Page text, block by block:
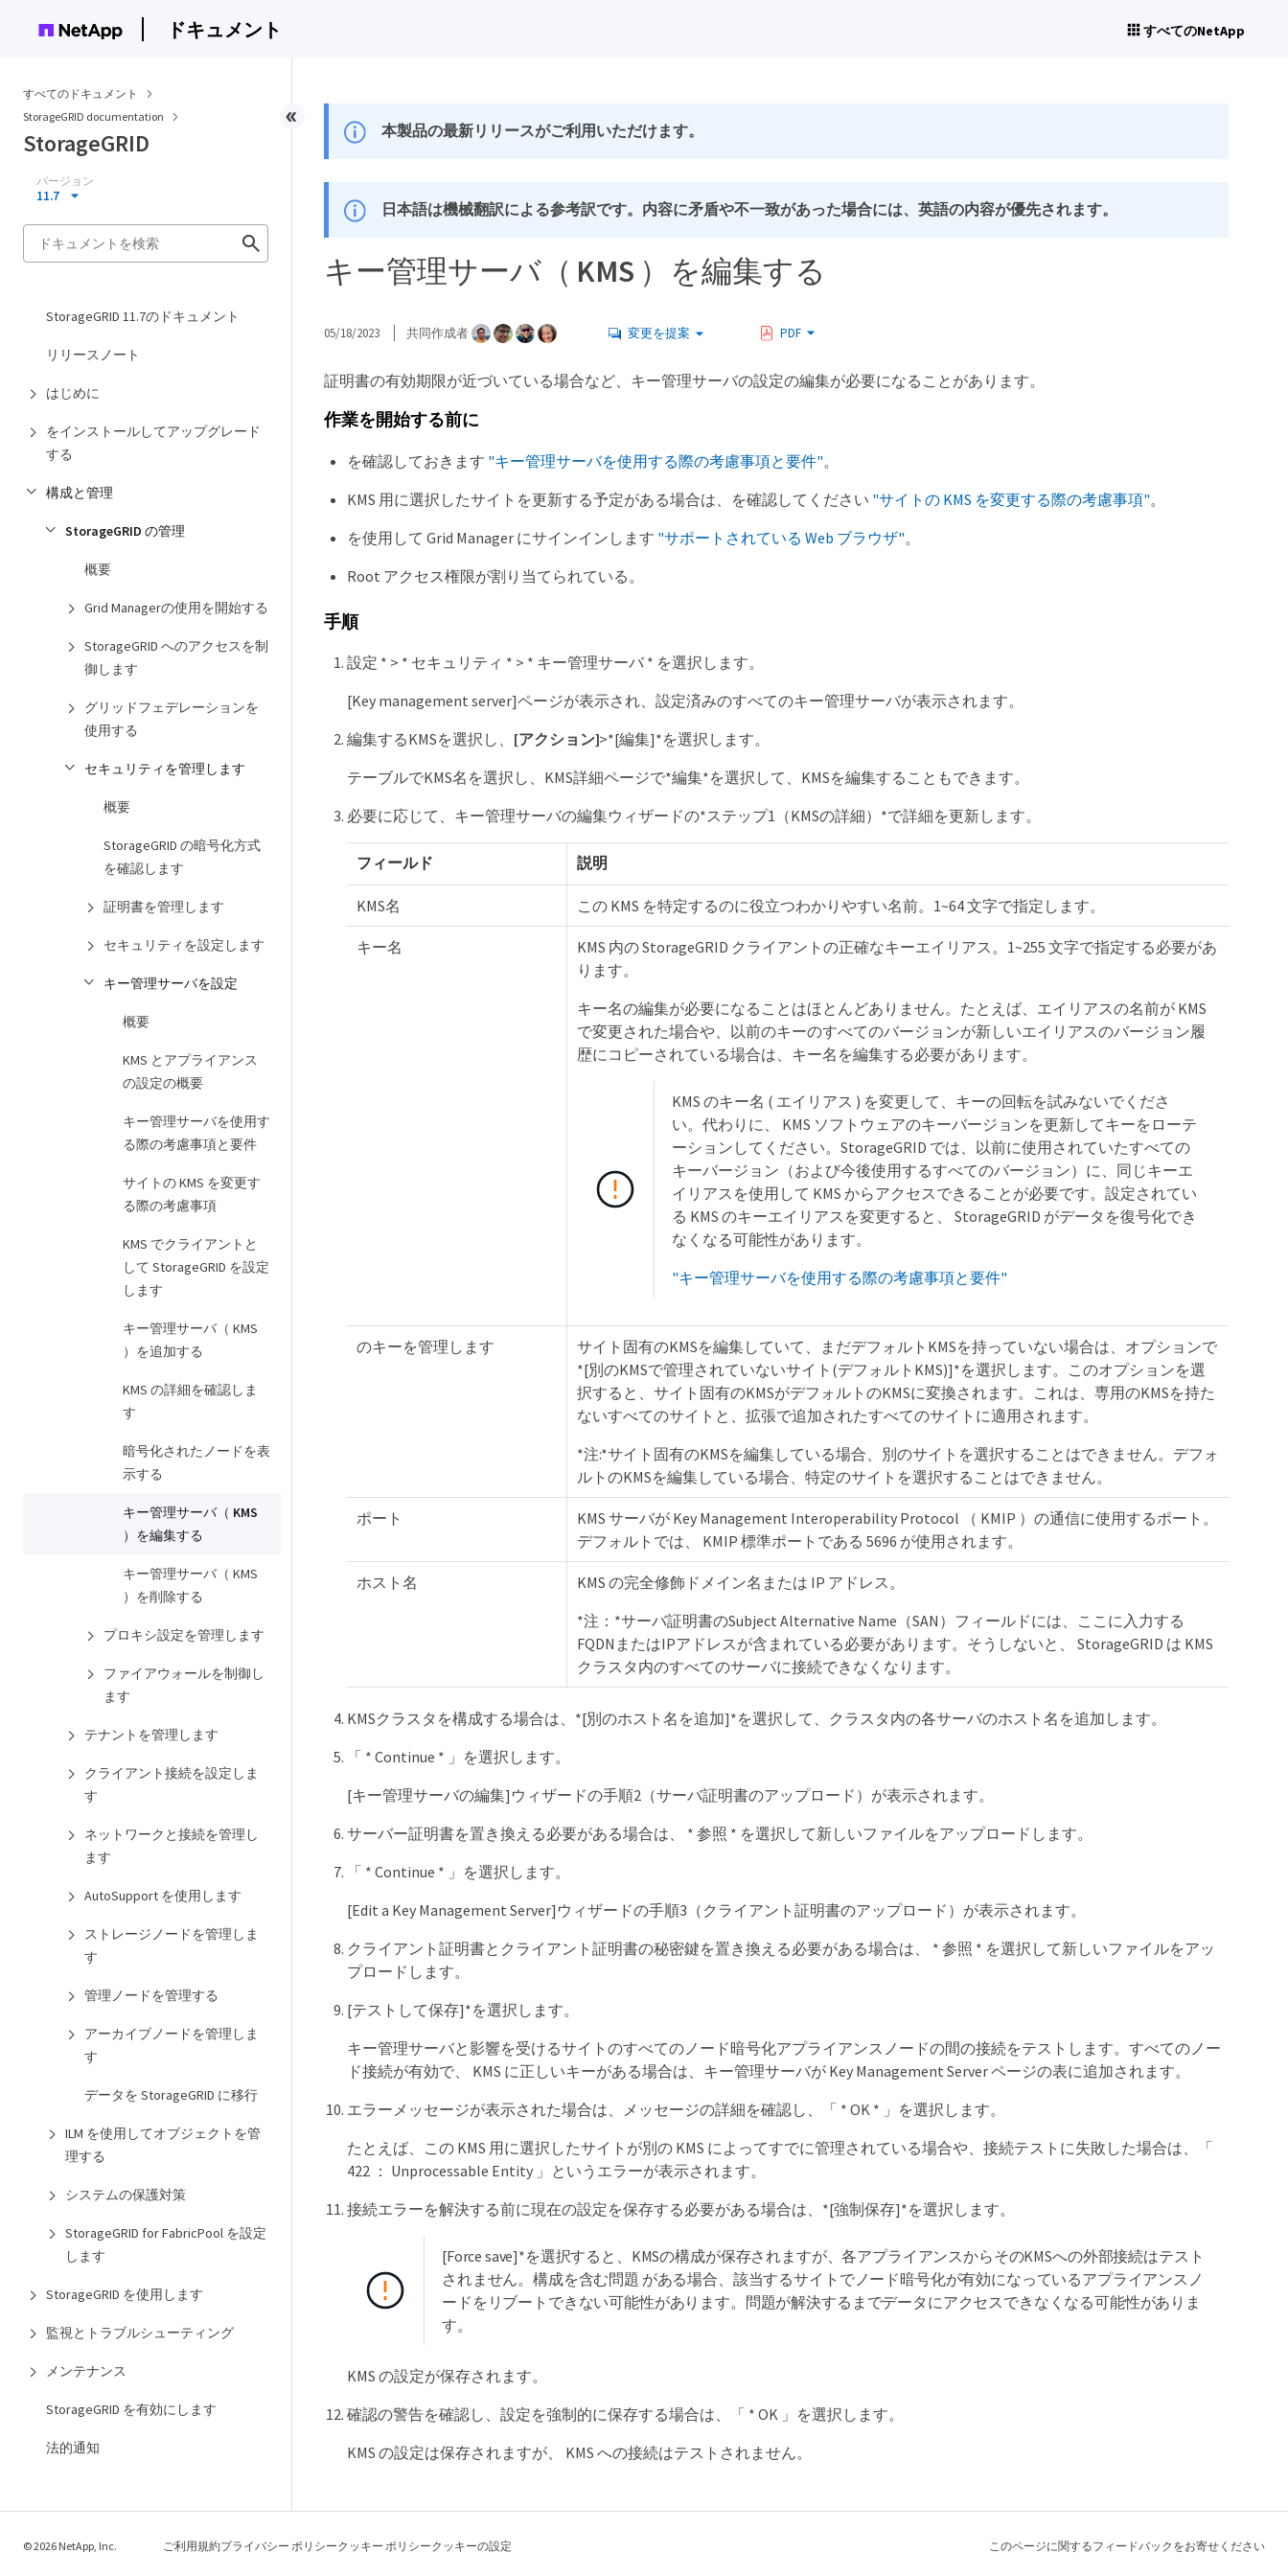
ドキュメント すべてのNetApp
すべてのドキュメント
StorageGRID documentation
StorageGRID
バージョン
11.7
StorageGRID 11.7のドキュメント
リリースノート
はじめに
をインストールしてアップグレード
する
構成と管理
StorageGRID の管理
概要
Grid Managerの使用を開始する
StorageGRID へのアクセスを制
御します
グリッドフェデレーションを
使用する
セキュリティを管理します
概要
StorageGRID の暗号化方式
を確認します
証明書を管理します
セキュリティを設定します
キー管理サーバを設定
概要
KMS とアプライアンス
の設定の概要
キー管理サーバを使用す
る際の考慮事項と要件
サイトの KMS を変更す
る際の考慮事項
KMS でクライアントと
して StorageGRID を設定
します
キー管理サーバ（ KMS
）を追加する
KMS の詳細を確認しま
す
暗号化されたノードを表
示する
キー管理サーバ（ KMS
）を編集する
キー管理サーバ（ KMS
）を削除する
プロキシ設定を管理します
ファイアウォールを制御し
ます
テナントを管理します
クライアント接続を設定しま
す
ネットワークと接続を管理し
ます
AutoSupport を使用します
ストレージノードを管理しま
す
管理ノードを管理する
アーカイブノードを管理しま
す
データを StorageGRID に移行
ILM を使用してオブジェクトを管
理する
システムの保護対策
StorageGRID for FabricPool を設定
します
StorageGRID を使用します
監視とトラブルシューティング
メンテナンス
StorageGRID を有効にします
法的通知
本製品の最新リリースがご利用いただけます。
日本語は機械翻訳による参考訳です。内容に矛盾や不一致があった場合には、英語の内容が優先されます。
キー管理サーバ（ KMS ）を編集する
05/18/2023 共同作成者 変更を提案 PDF
証明書の有効期限が近づいている場合など、キー管理サーバの設定の編集が必要になることがあります。
作業を開始する前に
を確認しておきます "キー管理サーバを使用する際の考慮事項と要件"。
KMS 用に選択したサイトを更新する予定がある場合は、を確認してください "サイトの KMS を変更する際の考慮事項"。
を使用して Grid Manager にサインインします "サポートされている Web ブラウザ"。
Root アクセス権限が割り当てられている。
手順
設定 * > * セキュリティ * > * キー管理サーバ * を選択します。
[Key management server]ページが表示され、設定済みのすべてのキー管理サーバが表示されます。
編集するKMSを選択し、 [アクション]>*[編集]*を選択します。
テーブルでKMS名を選択し、KMS詳細ページで*編集*を選択して、KMSを編集することもできます。
必要に応じて、キー管理サーバの編集ウィザードの*ステップ1（KMSの詳細）*で詳細を更新します。
フィールド 説明
KMS名 この KMS を特定するのに役立つわかりやすい名前。1~64 文字で指定します。
キー名
KMS 内の StorageGRID クライアントの正確なキーエイリアス。1~255 文字で指定する必要があ
ります。
キー名の編集が必要になることはほとんどありません。たとえば、エイリアスの名前が KMS
で変更された場合や、以前のキーのすべてのバージョンが新しいエイリアスのバージョン履
歴にコピーされている場合は、キー名を編集する必要があります。
KMS のキー名 ( エイリアス ) を変更して、キーの回転を試みないでくださ
い。代わりに、 KMS ソフトウェアのキーバージョンを更新してキーをローテ
ーションしてください。StorageGRID では、以前に使用されていたすべての
キーバージョン（および今後使用するすべてのバージョン）に、同じキーエ
イリアスを使用して KMS からアクセスできることが必要です。設定されてい
る KMS のキーエイリアスを変更すると、 StorageGRID がデータを復号化でき
なくなる可能性があります。
"キー管理サーバを使用する際の考慮事項と要件"
のキーを管理します
サイト固有のKMSを編集していて、まだデフォルトKMSを持っていない場合は、オプションで
*[別のKMSで管理されていないサイト(デフォルトKMS)]*を選択します。このオプションを選
択すると、サイト固有のKMSがデフォルトのKMSに変換されます。これは、専用のKMSを持た
ないすべてのサイトと、拡張で追加されたすべてのサイトに適用されます。
*注:*サイト固有のKMSを編集している場合、別のサイトを選択することはできません。デフォ
ルトのKMSを編集している場合、特定のサイトを選択することはできません。
ポート
KMS サーバが Key Management Interoperability Protocol （ KMIP ）の通信に使用するポート。
デフォルトでは、 KMIP 標準ポートである 5696 が使用されます。
ホスト名
KMS の完全修飾ドメイン名または IP アドレス。
*注：*サーバ証明書のSubject Alternative Name（SAN）フィールドには、ここに入力する
FQDNまたはIPアドレスが含まれている必要があります。そうしないと、 StorageGRID は KMS
クラスタ内のすべてのサーバに接続できなくなります。
KMSクラスタを構成する場合は、*[別のホスト名を追加]*を選択して、クラスタ内の各サーバのホスト名を追加します。
「 * Continue * 」を選択します。
[キー管理サーバの編集]ウィザードの手順2（サーバ証明書のアップロード）が表示されます。
サーバー証明書を置き換える必要がある場合は、 * 参照 * を選択して新しいファイルをアップロードします。
「 * Continue * 」を選択します。
[Edit a Key Management Server]ウィザードの手順3（クライアント証明書のアップロード）が表示されます。
クライアント証明書とクライアント証明書の秘密鍵を置き換える必要がある場合は、 * 参照 * を選択して新しいファイルをアッ
プロードします。
[テストして保存]*を選択します。
キー管理サーバと影響を受けるサイトのすべてのノード暗号化アプライアンスノードの間の接続をテストします。すべてのノー
ド接続が有効で、 KMS に正しいキーがある場合は、キー管理サーバが Key Management Server ページの表に追加されます。
エラーメッセージが表示された場合は、メッセージの詳細を確認し、「 * OK * 」を選択します。
たとえば、この KMS 用に選択したサイトが別の KMS によってすでに管理されている場合や、接続テストに失敗した場合は、「
422 ： Unprocessable Entity 」というエラーが表示されます。
接続エラーを解決する前に現在の設定を保存する必要がある場合は、*[強制保存]*を選択します。
[Force save]*を選択すると、KMSの構成が保存されますが、各アプライアンスからそのKMSへの外部接続はテスト
されません。構成を含む問題 がある場合、該当するサイトでノード暗号化が有効になっているアプライアンスノ
ードをリブートできない可能性があります。問題が解決するまでデータにアクセスできなくなる可能性がありま
す。
KMS の設定が保存されます。
確認の警告を確認し、設定を強制的に保存する場合は、「 * OK 」を選択します。
KMS の設定は保存されますが、 KMS への接続はテストされません。
© 2026 NetApp, Inc. ご利用規約プライバシー ポリシークッキー ポリシークッキーの設定 このページに関するフィードバックをお寄せください